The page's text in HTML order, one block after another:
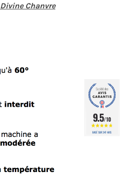
Divine Chanvre
9.5/10
BASÉ SUR 347 AVIS